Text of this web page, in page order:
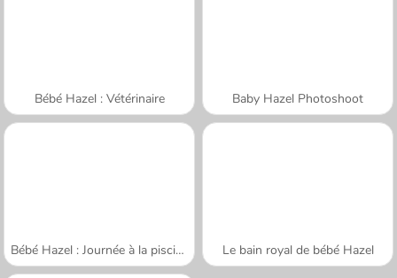
Bébé Hazel : Vétérinaire Baby Hazel Photoshoot
Bébé Hazel : Journée à la piscine Le bain royal de bébé Hazel